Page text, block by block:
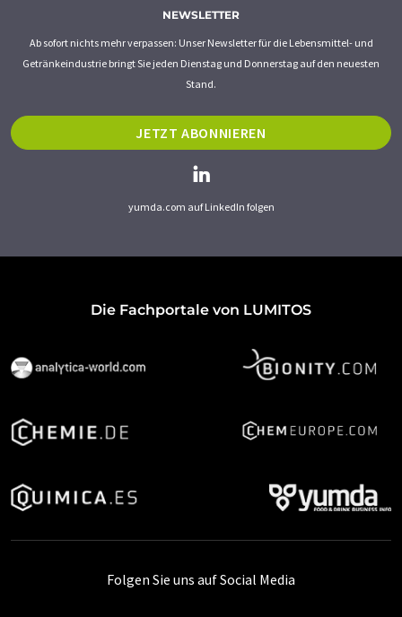
NEWSLETTER
Ab sofort nichts mehr verpassen: Unser Newsletter für die Lebensmittel- und
Getränkeindustrie bringt Sie jeden Dienstag und Donnerstag auf den neuesten
Stand.
JETZT ABONNIEREN
yumda.com auf LinkedIn folgen
Die Fachportale von LUMITOS
Folgen Sie uns auf Social Media